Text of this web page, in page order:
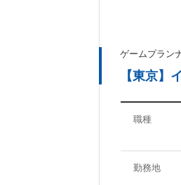
ゲームプラン
【東京】
職種
勤務地